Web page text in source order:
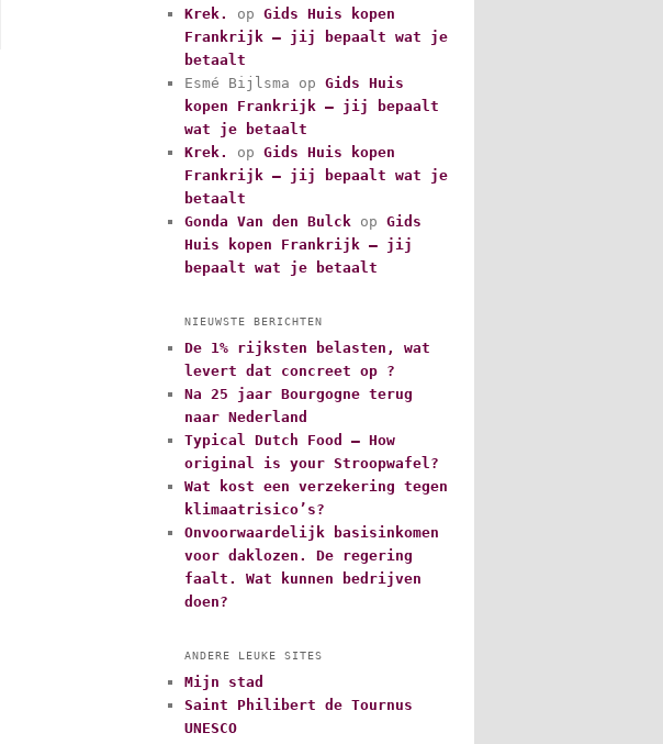
i
e
ë
Krek.
op Gids Huis kopen
Frankrijk – jij bepaalt wat je
betaalt
Esmé Bijlsma op Gids Huis
kopen Frankrijk – jij bepaalt
wat je betaalt
Krek.
op Gids Huis kopen
Frankrijk – jij bepaalt wat je
betaalt
Gonda Van den Bulck op Gids
Huis kopen Frankrijk – jij
bepaalt wat je betaalt
NIEUWSTE BERICHTEN
De 1% rijksten belasten, wat
levert dat concreet op ?
Na 25 jaar Bourgogne terug
naar Nederland
Typical Dutch Food – How
original is your Stroopwafel?
Wat kost een verzekering tegen
klimaatrisico’s?
Onvoorwaardelijk basisinkomen
voor daklozen. De regering
faalt. Wat kunnen bedrijven
doen?
ANDERE LEUKE SITES
Mijn stad
Saint Philibert de Tournus
UNESCO